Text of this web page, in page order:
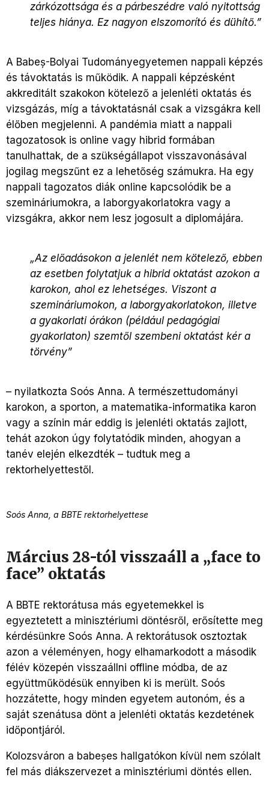
zárkózottsága és a párbeszédre való nyitottság
teljes hiánya. Ez nagyon elszomorító és dühítő.”
A Babeș-Bolyai Tudományegyetemen nappali képzés
és távoktatás is működik. A nappali képzésként
akkreditált szakokon kötelező a jelenléti oktatás és
vizsgázás, míg a távoktatásnál csak a vizsgákra kell
élőben megjelenni. A pandémia miatt a nappali
tagozatosok is online vagy hibrid formában
tanulhattak, de a szükségállapot visszavonásával
jogilag megszűnt ez a lehetőség számukra. Ha egy
nappali tagozatos diák online kapcsolódik be a
szemináriumokra, a laborgyakorlatokra vagy a
vizsgákra, akkor nem lesz jogosult a diplomájára.
„Az előadásokon a jelenlét nem kötelező, ebben
az esetben folytatjuk a hibrid oktatást azokon a
karokon, ahol ez lehetséges. Viszont a
szemináriumokon, a laborgyakorlatokon, illetve
a gyakorlati órákon (például pedagógiai
gyakorlaton) szemtől szembeni oktatást kér a
törvény”
– nyilatkozta Soós Anna. A természettudományi
karokon, a sporton, a matematika-informatika karon
vagy a színin már eddig is jelenléti oktatás zajlott,
tehát azokon úgy folytatódik minden, ahogyan a
tanév elején elkezdték – tudtuk meg a
rektorhelyettestől.
Soós Anna, a BBTE rektorhelyettese
Március 28-tól visszaáll a „face to
face” oktatás
A BBTE rektorátusa más egyetemekkel is
egyeztetett a minisztériumi döntésről, erősítette meg
kérdésünkre Soós Anna. A rektorátusok osztoztak
azon a véleményen, hogy elhamarkodott a második
félév közepén visszaállni offline módba, de az
együttműködésük ennyiben ki is merült. Soós
hozzátette, hogy minden egyetem autonóm, és a
saját szenátusa dönt a jelenléti oktatás kezdetének
időpontjáról.
Kolozsváron a babeșes hallgatókon kívül nem szólalt
fel más diákszervezet a minisztériumi döntés ellen.